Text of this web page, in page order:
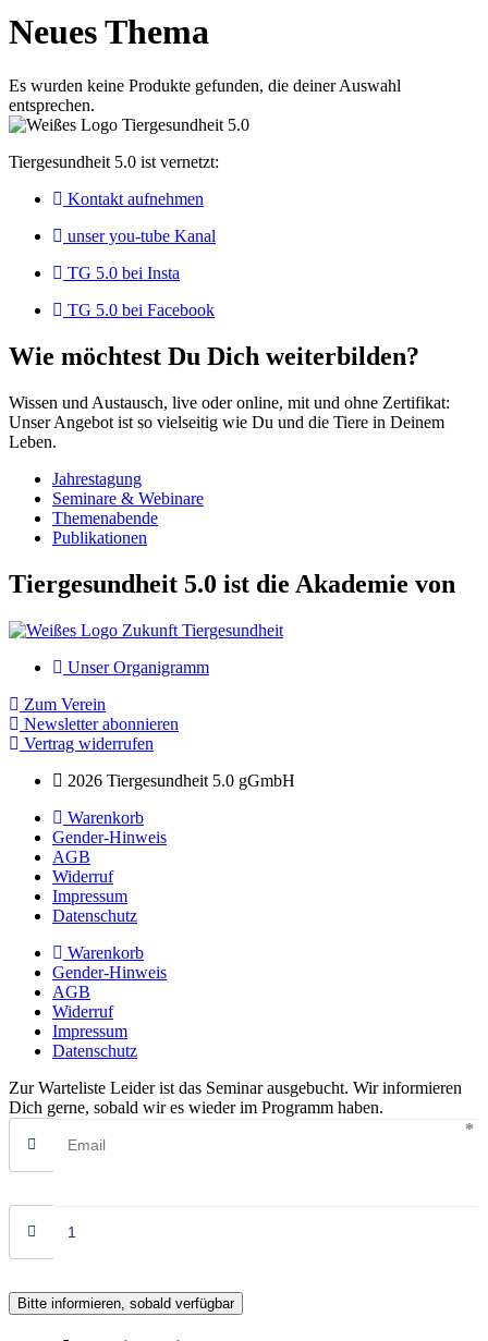
Neues Thema
Es wurden keine Produkte gefunden, die deiner Auswahl
entsprechen.
Tiergesundheit 5.0 ist vernetzt:
Kontakt aufnehmen
unser you-tube Kanal
TG 5.0 bei Insta
TG 5.0 bei Facebook
Wie möchtest Du Dich weiterbilden?
Wissen und Austausch, live oder online, mit und ohne Zertifikat:
Unser Angebot ist so vielseitig wie Du und die Tiere in Deinem
Leben.
Jahrestagung
Seminare & Webinare
Themenabende
Publikationen
Tiergesundheit 5.0 ist die Akademie von
Unser Organigramm
Zum Verein
Newsletter abonnieren
Vertrag widerrufen
2026 Tiergesundheit 5.0 gGmbH
Warenkorb
Gender-Hinweis
AGB
Widerruf
Impressum
Datenschutz
Warenkorb
Gender-Hinweis
AGB
Widerruf
Impressum
Datenschutz
Zur Warteliste Leider ist das Seminar ausgebucht. Wir informieren
Dich gerne, sobald wir es wieder im Programm haben.
Bitte informieren, sobald verfügbar